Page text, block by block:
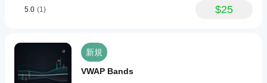
5.0 (1) $25
新規
VWAP Bands